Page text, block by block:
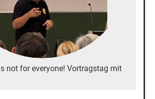
not for everyone! Vortragstag mit